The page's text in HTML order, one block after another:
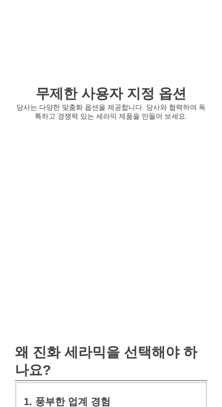
무제한 사용자 지정 옵션
당사는 다양한 맞춤화 옵션을 제공합니다. 당사와 협력하여 독
특하고 경쟁력 있는 세라믹 제품을 만들어 보세요.
왜 진화 세라믹을 선택해야 하
나요?
1. 풍부한 업계 경험